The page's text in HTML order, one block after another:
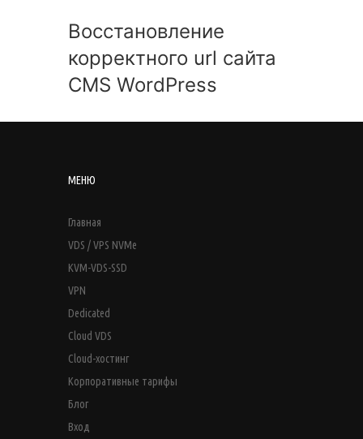
Восстановление
корректного url сайта
CMS WordPress
МЕНЮ
Главная
VDS / VPS NVMe
KVM-VDS-SSD
VPN
Dedicated
Cloud VDS
Cloud-хостинг
Корпоративные тарифы
Блог
Вход